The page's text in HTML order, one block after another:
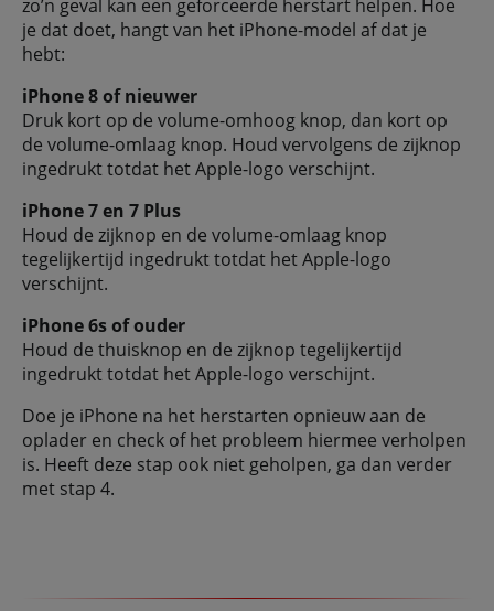
zo’n geval kan een geforceerde herstart helpen. Hoe
je dat doet, hangt van het iPhone-model af dat je
hebt:
iPhone 8 of nieuwer
Druk kort op de volume-omhoog knop, dan kort op
de volume-omlaag knop. Houd vervolgens de zijknop
ingedrukt totdat het Apple-logo verschijnt.
iPhone 7 en 7 Plus
Houd de zijknop en de volume-omlaag knop
tegelijkertijd ingedrukt totdat het Apple-logo
verschijnt.
iPhone 6s of ouder
Houd de thuisknop en de zijknop tegelijkertijd
ingedrukt totdat het Apple-logo verschijnt.
Doe je iPhone na het herstarten opnieuw aan de
oplader en check of het probleem hiermee verholpen
is. Heeft deze stap ook niet geholpen, ga dan verder
met stap 4.